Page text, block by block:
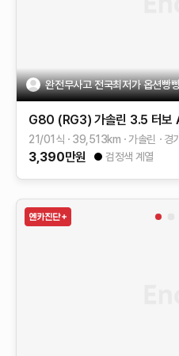
완전무사고 전국최저가 옵션빵
G80 (RG3) 가솔린 3.5 터보
21/01식 39,513km 가솔린 경기
3,390만원 검정색 계열